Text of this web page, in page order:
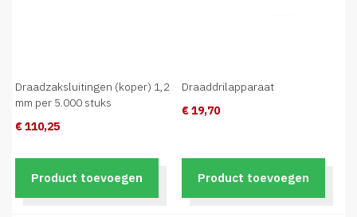
Draadzaksluitingen (koper) 1,2
mm per 5.000 stuks
€ 110,25
Product toevoegen
Draaddrilapparaat
€ 19,70
Product toevoegen